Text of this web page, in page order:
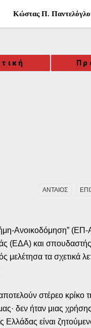
Κώστας Π.
ΑΝΤΑΙΟΣ
Ανοικοδόμηση”
(ΕΔΑ) και
τα σχετικά
στέρεο κρίκο
δεν ήταν μιας
είναι